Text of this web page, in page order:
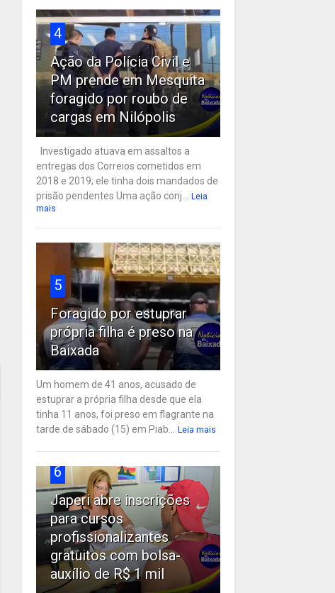
4
Ação da Polícia Civil e
PM prende em Mesquita
foragido por roubo de
cargas em Nilópolis
Investigado atuava em assaltos a
entregas dos Correios cometidos em
2018 e 2019; ele tinha dois mandados de
prisão pendentes Uma ação conj... Leia
mais
5
Foragido por estuprar
própria filha é preso na
Baixada
Um homem de 41 anos, acusado de
estuprar a própria filha desde que ela
tinha 11 anos, foi preso em flagrante na
tarde de sábado (15) em Piab... Leia mais
6
Japeri abre inscrições
para cursos
profissionalizantes
gratuitos com bolsa-
auxílio de R$ 1 mil